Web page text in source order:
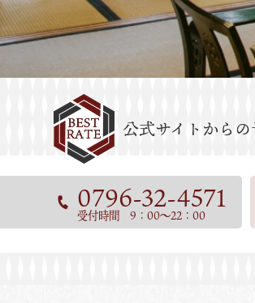
0796-32-4571
受付時間 9：00～22：00